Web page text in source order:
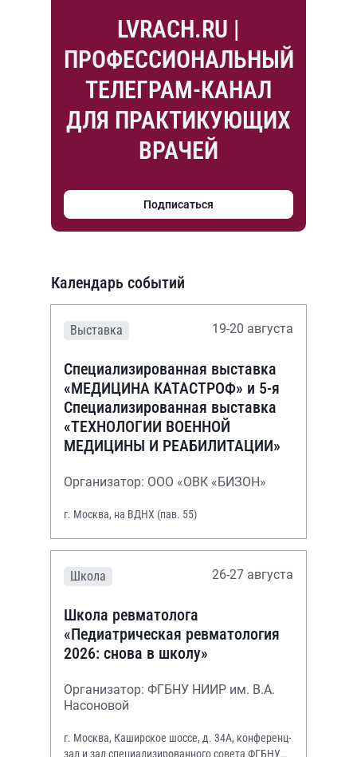
LVRACH.RU |
ПРОФЕССИОНАЛЬНЫЙ
ТЕЛЕГРАМ-КАНАЛ
ДЛЯ ПРАКТИКУЮЩИХ
ВРАЧЕЙ
Подписаться
Календарь событий
Выставка 19-20 августа
Специализированная выставка
«МЕДИЦИНА КАТАСТРОФ» и 5-я
Специализированная выставка
«ТЕХНОЛОГИИ ВОЕННОЙ
МЕДИЦИНЫ И РЕАБИЛИТАЦИИ»
Организатор: ООО «ОВК «БИЗОН»
г. Москва, на ВДНХ (пав. 55)
Школа 26-27 августа
Школа ревматолога
«Педиатрическая ревматология
2026: снова в школу»
Организатор: ФГБНУ НИИР им. В.А.
Насоновой
г. Москва, Каширское шоссе, д. 34А, конференц-
зал и зал специализированного совета ФГБНУ